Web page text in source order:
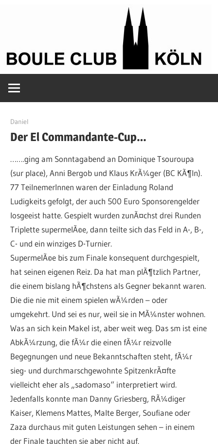
Köln
Petanque
Kölle
5. Dezember 2009
Daniel
Der El Commandante-Cup…
…….ging am Sonntagabend an Dominique Tsouroupa
(sur place), Anni Bergob und Klaus KrÃ¼ger (BC KÃ¶ln).
77 TeilnemerInnen waren der Einladung Roland
Ludigkeits gefolgt, der auch 500 Euro Sponsorengelder
losgeeist hatte. Gespielt wurden zunÃ¤chst drei Runden
Triplette supermelÃ©e, dann teilte sich das Feld in A-, B-,
C- und ein winziges D-Turnier.
SupermelÃ©e bis zum Finale konsequent durchgespielt,
hat seinen eigenen Reiz. Da hat man plÃ¶tzlich Partner,
die einem bislang hÃ¶chstens als Gegner bekannt waren.
Die die nie mit einem spielen wÃ¼rden – oder
umgekehrt. Und sei es nur, weil sie in MÃ¼nster wohnen.
Was an sich kein Makel ist, aber weit weg. Das sm ist eine
AbkÃ¼rzung, die fÃ¼r die einen fÃ¼r reizvolle
Begegnungen und neue Bekanntschaften steht, fÃ¼r
sieg- und durchmarschgewohnte SpitzenkrÃ¤fte
vielleicht eher als „sadomaso“ interpretiert wird.
Jedenfalls konnte man Danny Griesberg, RÃ¼diger
Kaiser, Klemens Mattes, Malte Berger, Soufiane oder
Zaza durchaus mit guten Leistungen sehen – in einem
der Finale tauchten sie aber nicht auf.